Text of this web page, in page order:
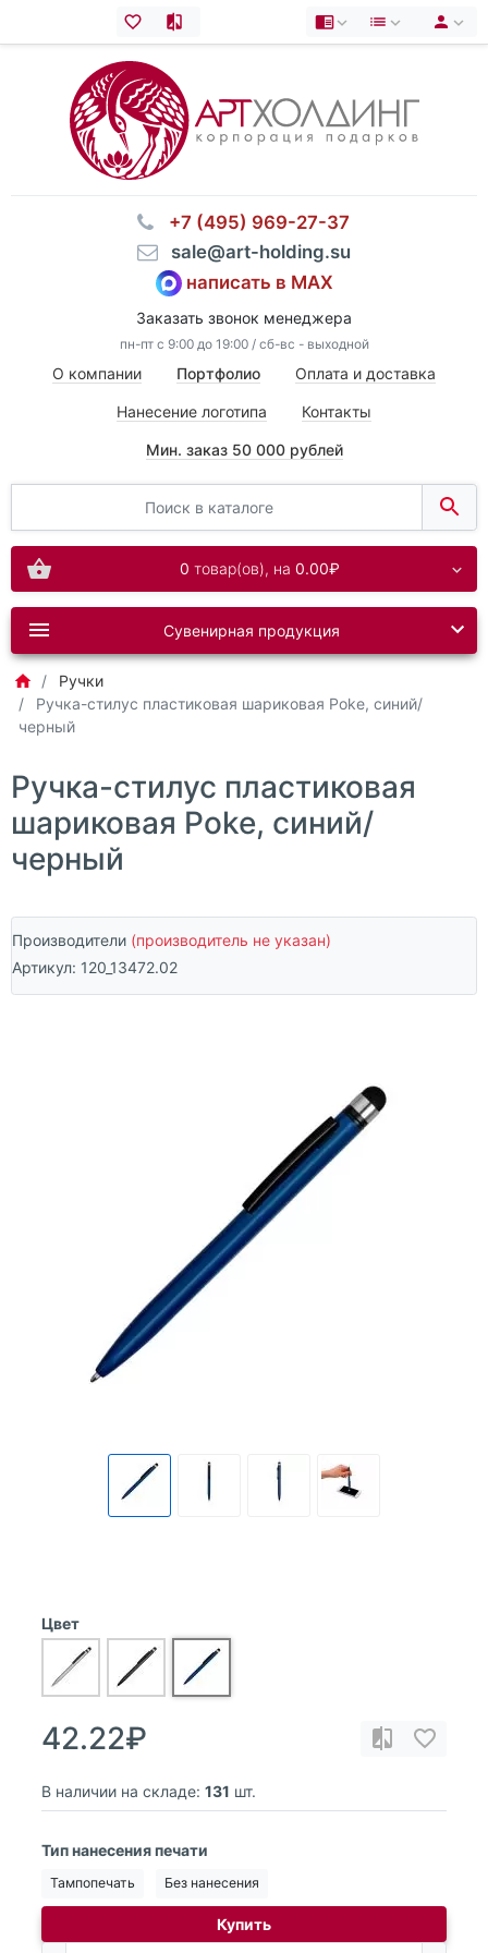
⠀+7 (495) 969-27-37
⠀sale@art-holding.su
написать в MAX
Заказать звонок менеджера
пн-пт с 9:00 до 19:00 / сб-вс - выходной
О компании Портфолио Оплата и доставка
Нанесение логотипа Контакты
Мин. заказ 50 000 рублей
0 товар(ов), на 0.00₽
Сувенирная продукция
Ручки
Ручка-стилус пластиковая шариковая Poke, синий/
черный
Ручка-стилус пластиковая
шариковая Poke, синий/
черный
Производители (производитель не указан)
Артикул: 120_13472.02
Цвет
42.22₽
В наличии на складе: 131 шт.
Тип нанесения печати
Тампопечать Без нанесения
Купить